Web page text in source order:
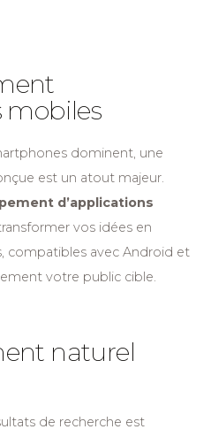
mobiles
dominent, une
est un atout majeur.
d’applications
vos idées en
compatibles avec Android et
votre public cible.
naturel
de recherche est